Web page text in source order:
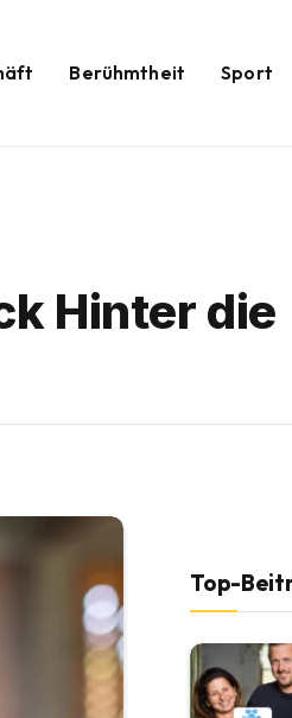
Berühmtheit Sport
Hinter die
Top-